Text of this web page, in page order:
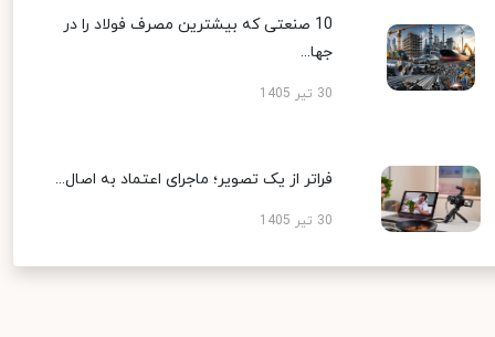
10 صنعتی که بیشترین مصرف فولاد را در
جها...
30 تیر 1405
فراتر از یک تصویر؛ ماجرای اعتماد به اصال...
30 تیر 1405